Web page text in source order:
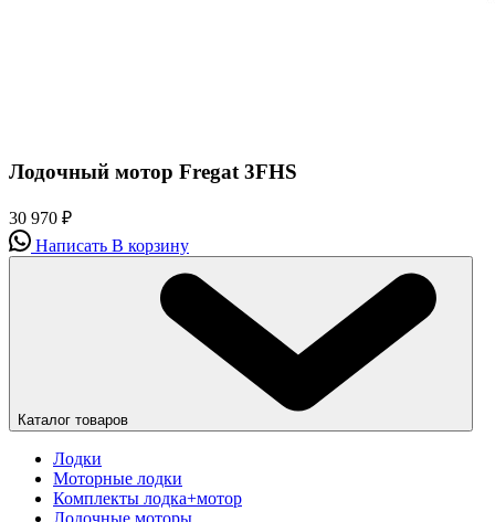
Лодочный мотор Fregat 3FHS
30 970 ₽
Написать В корзину
Каталог товаров
Лодки
Моторные лодки
Комплекты лодка+мотор